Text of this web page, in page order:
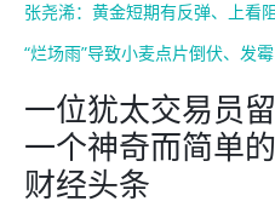
张尧浠：黄金短期有反弹、上看
“烂场雨”导致小麦点片倒伏、发霉
一位犹太交易员
一个神奇而简单的
财经头条